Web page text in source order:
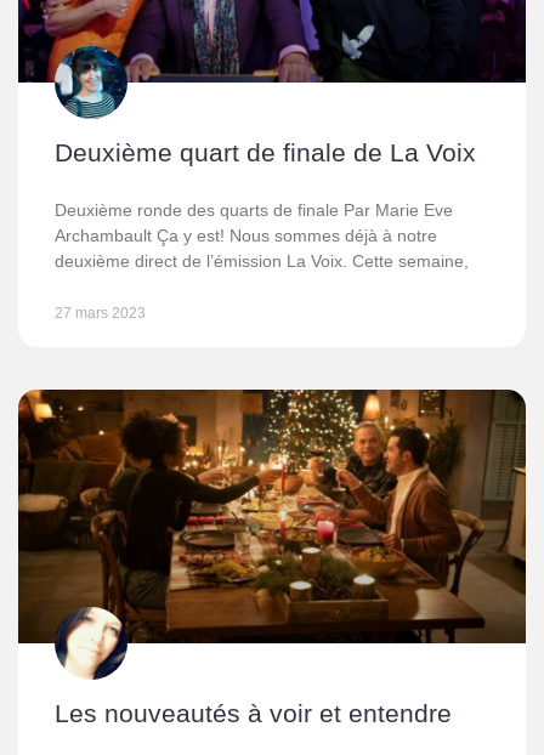
Deuxième quart de finale de La Voix
Deuxième ronde des quarts de finale Par Marie Eve
Archambault Ça y est! Nous sommes déjà à notre
deuxième direct de l’émission La Voix. Cette semaine,
27 mars 2023
Les nouveautés à voir et entendre